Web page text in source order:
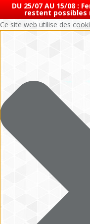
DU 25/07 AU 15/08 :
restent possibles
Ce site web utilise des